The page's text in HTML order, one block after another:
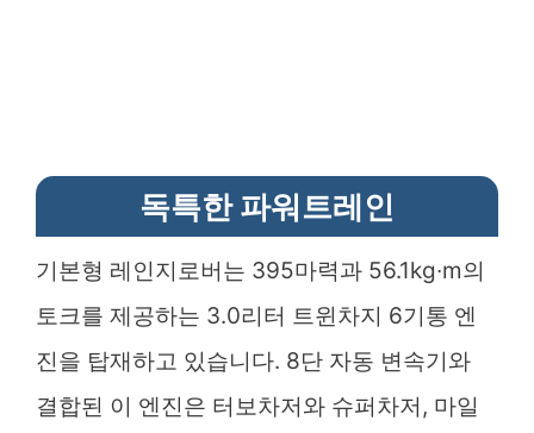
독특한 파워트레인
기본형 레인지로버는 395마력과 56.1kg∙m의
토크를 제공하는 3.0리터 트윈차지 6기통 엔
진을 탑재하고 있습니다. 8단 자동 변속기와
결합된 이 엔진은 터보차저와 슈퍼차저, 마일